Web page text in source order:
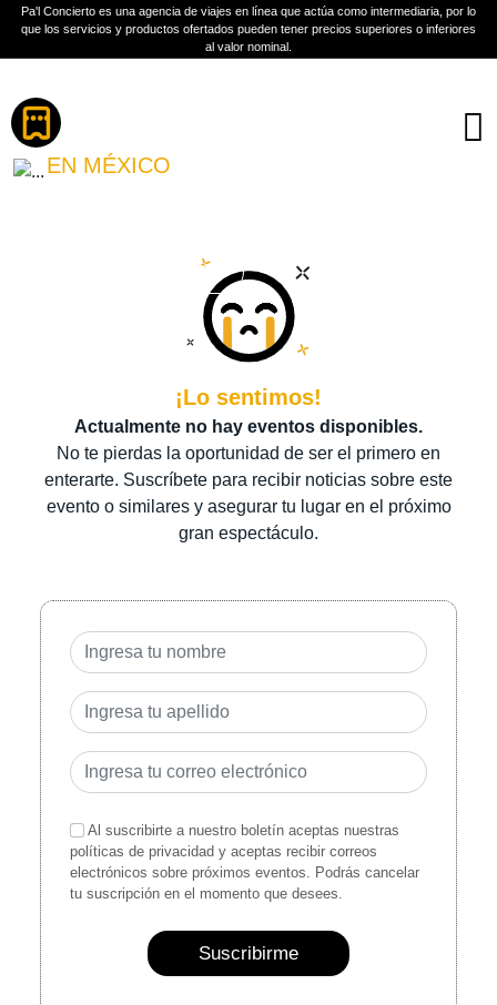
Pa'l Concierto es una agencia de viajes en línea que actúa como intermediaria, por lo
que los servicios y productos ofertados pueden tener precios superiores o inferiores
al valor nominal.
BRUJAS FEST
EN MÉXICO
Más información
¡Lo sentimos!
Actualmente no hay eventos disponibles.
No te pierdas la oportunidad de ser el primero en
enterarte. Suscríbete para recibir noticias sobre este
evento o similares y asegurar tu lugar en el próximo
gran espectáculo.
Al suscribirte a nuestro boletín aceptas nuestras
políticas de privacidad y aceptas recibir correos
electrónicos sobre próximos eventos. Podrás cancelar
tu suscripción en el momento que desees.
Suscribirme